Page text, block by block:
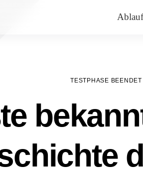
TESTPHASE BEENDET